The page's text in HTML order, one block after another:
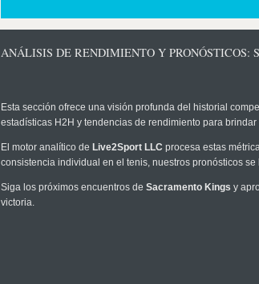
ANÁLISIS DE RENDIMIENTO Y PRONÓSTICOS:
Esta sección ofrece una visión profunda del historial
estadísticas H2H y tendencias de rendimiento para
El motor analítico de Live2Sport LLC procesa estas
consistencia individual en el tenis, nuestros pronósticos
Siga los próximos encuentros de Sacramento Kings y
victoria.